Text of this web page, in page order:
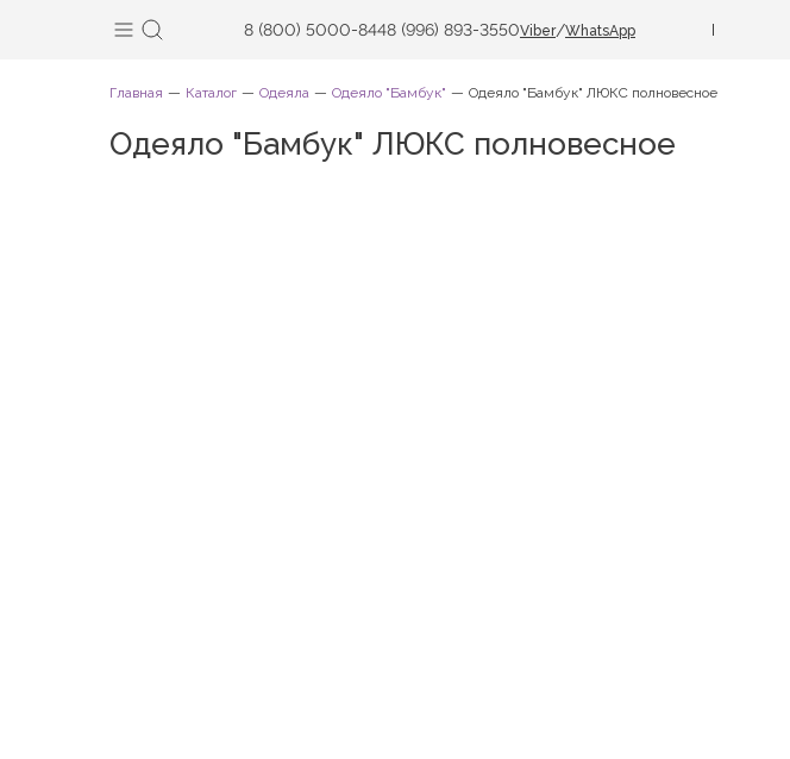
8 (800) 5000-8448 (996) 893-3550Viber/WhatsApp
Главная Каталог Одеяла Одеяло "Бамбук" Одеяло "Бамбук" ЛЮКС полновесное
Одеяло "Бамбук" ЛЮКС полновесное